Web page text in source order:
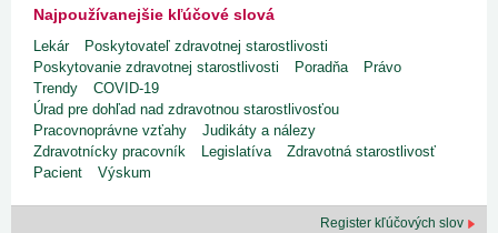
Najpoužívanejšie kľúčové slová
Lekár
Poskytovateľ zdravotnej starostlivosti
Poskytovanie zdravotnej starostlivosti
Poradňa
Právo
Trendy
COVID-19
Úrad pre dohľad nad zdravotnou starostlivosťou
Pracovnoprávne vzťahy
Judikáty a nálezy
Zdravotnícky pracovník
Legislatíva
Zdravotná starostlivosť
Pacient
Výskum
Register kľúčových slov